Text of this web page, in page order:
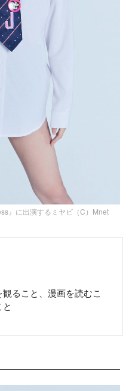
』に出演するミヤビ（C）Mnet
ること、漫画を読むこ